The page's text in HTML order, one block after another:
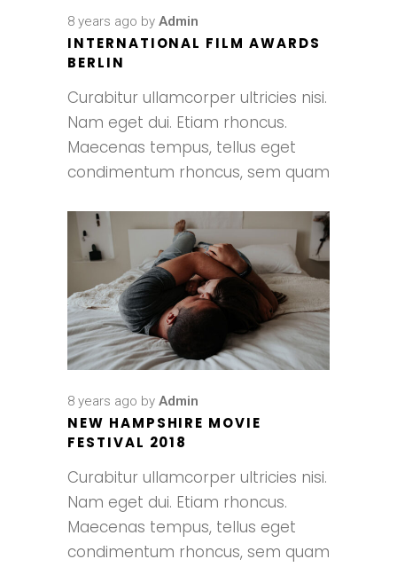
8 years ago by Admin
INTERNATIONAL FILM AWARDS
BERLIN
Curabitur ullamcorper ultricies nisi.
Nam eget dui. Etiam rhoncus.
Maecenas tempus, tellus eget
condimentum rhoncus, sem quam
8 years ago by Admin
NEW HAMPSHIRE MOVIE
FESTIVAL 2018
Curabitur ullamcorper ultricies nisi.
Nam eget dui. Etiam rhoncus.
Maecenas tempus, tellus eget
condimentum rhoncus, sem quam